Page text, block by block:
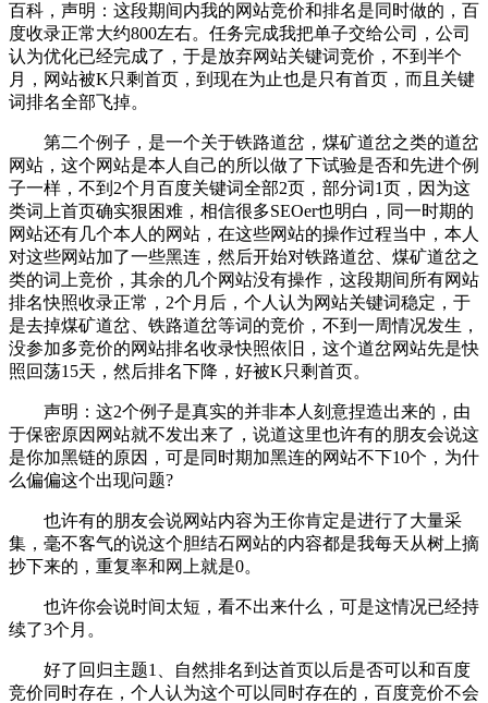
百科，声明：这段期间内我的网站竞价和排名是同时做的，百
度收录正常大约800左右。任务完成我把单子交给公司，公司
认为优化已经完成了，于是放弃网站关键词竞价，不到半个
月，网站被K只剩首页，到现在为止也是只有首页，而且关键
词排名全部飞掉。
第二个例子，是一个关于铁路道岔，煤矿道岔之类的道岔
网站，这个网站是本人自己的所以做了下试验是否和先进个例
子一样，不到2个月百度关键词全部2页，部分词1页，因为这
类词上首页确实狠困难，相信很多SEOer也明白，同一时期的
网站还有几个本人的网站，在这些网站的操作过程当中，本人
对这些网站加了一些黑连，然后开始对铁路道岔、煤矿道岔之
类的词上竞价，其余的几个网站没有操作，这段期间所有网站
排名快照收录正常，2个月后，个人认为网站关键词稳定，于
是去掉煤矿道岔、铁路道岔等词的竞价，不到一周情况发生，
没参加多竞价的网站排名收录快照依旧，这个道岔网站先是快
照回荡15天，然后排名下降，好被K只剩首页。
声明：这2个例子是真实的并非本人刻意捏造出来的，由
于保密原因网站就不发出来了，说道这里也许有的朋友会说这
是你加黑链的原因，可是同时期加黑连的网站不下10个，为什
么偏偏这个出现问题?
也许有的朋友会说网站内容为王你肯定是进行了大量采
集，毫不客气的说这个胆结石网站的内容都是我每天从树上摘
抄下来的，重复率和网上就是0。
也许你会说时间太短，看不出来什么，可是这情况已经持
续了3个月。
好了回归主题1、自然排名到达首页以后是否可以和百度
竞价同时存在，个人认为这个可以同时存在的，百度竞价不会